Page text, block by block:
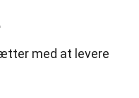
med at levere